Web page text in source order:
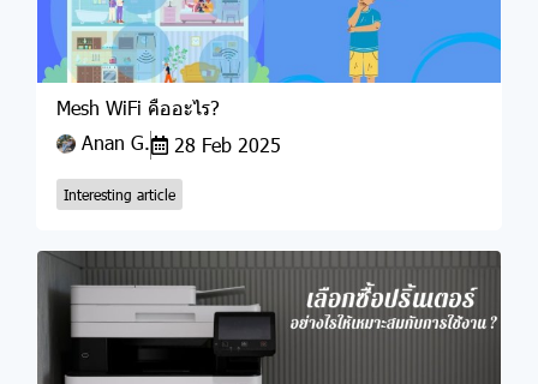
Mesh WiFi คืออะไร?
Anan G.
28 Feb 2025
Interesting article